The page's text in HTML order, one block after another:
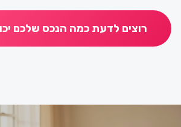
רוצים לדעת כמה הנכס שלכם